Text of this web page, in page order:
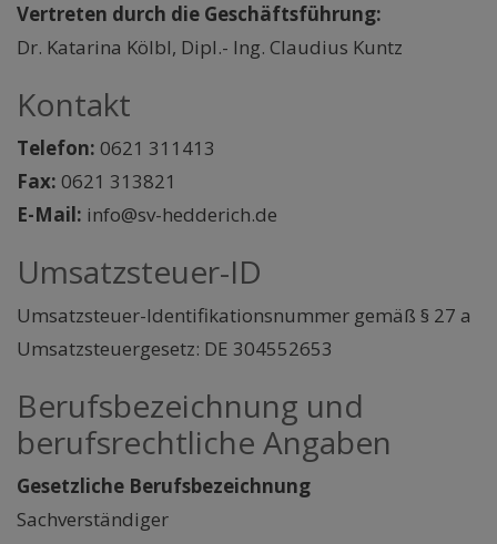
Vertreten durch die Geschäftsführung:
Dr. Katarina Kölbl, Dipl.- Ing. Claudius Kuntz
Kontakt
Telefon: 0621 311413
Fax: 0621 313821
E-Mail: info@sv-hedderich.de
Umsatzsteuer-ID
Umsatzsteuer-Identifikationsnummer gemäß § 27 a
Umsatzsteuergesetz: DE 304552653
Berufsbezeichnung und
berufsrechtliche Angaben
Gesetzliche Berufsbezeichnung
Sachverständiger